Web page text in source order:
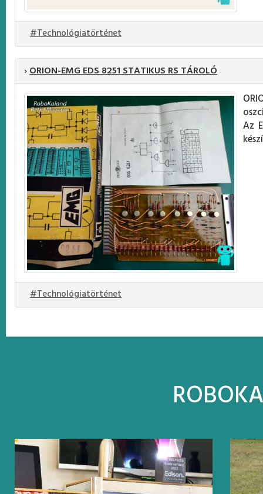
#Technológiatörténet
›ORION-EMG EDS 8251 STATIKUS RS TÁROLÓ
Az
#Technológiatörténet